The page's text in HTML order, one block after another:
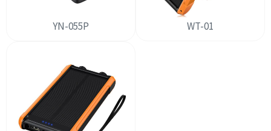
YN-055P WT-01